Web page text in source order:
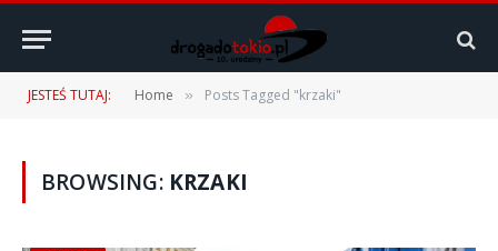
JESTEŚ TUTAJ: Home » Posts Tagged "krzaki"
BROWSING: KRZAKI